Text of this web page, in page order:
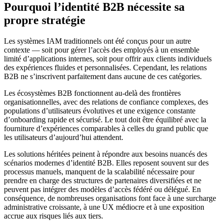
Pourquoi l’identité B2B nécessite sa
propre stratégie
Les systèmes IAM traditionnels ont été conçus pour un autre
contexte — soit pour gérer l’accès des employés à un ensemble
limité d’applications internes, soit pour offrir aux clients individuels
des expériences fluides et personnalisées. Cependant, les relations
B2B ne s’inscrivent parfaitement dans aucune de ces catégories.
Les écosystèmes B2B fonctionnent au-delà des frontières
organisationnelles, avec des relations de confiance complexes, des
populations d’utilisateurs évolutives et une exigence constante
d’onboarding rapide et sécurisé. Le tout doit être équilibré avec la
fourniture d’expériences comparables à celles du grand public que
les utilisateurs d’aujourd’hui attendent.
Les solutions héritées peinent à répondre aux besoins nuancés des
scénarios modernes d’identité B2B. Elles reposent souvent sur des
processus manuels, manquent de la scalabilité nécessaire pour
prendre en charge des structures de partenaires diversifiées et ne
peuvent pas intégrer des modèles d’accès fédéré ou délégué. En
conséquence, de nombreuses organisations font face à une surcharge
administrative croissante, à une UX médiocre et à une exposition
accrue aux risques liés aux tiers.